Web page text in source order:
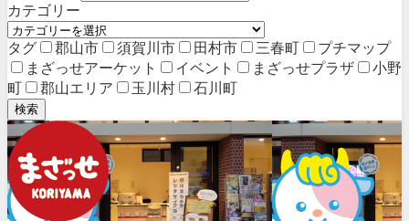
カテゴリー
タグ 郡山市 須賀川市 田村市 三春町
プチマップ
まざっせアーケット
イベント まざっせプラザ
小野
町
郡山エリア 玉川村 石川町
検索